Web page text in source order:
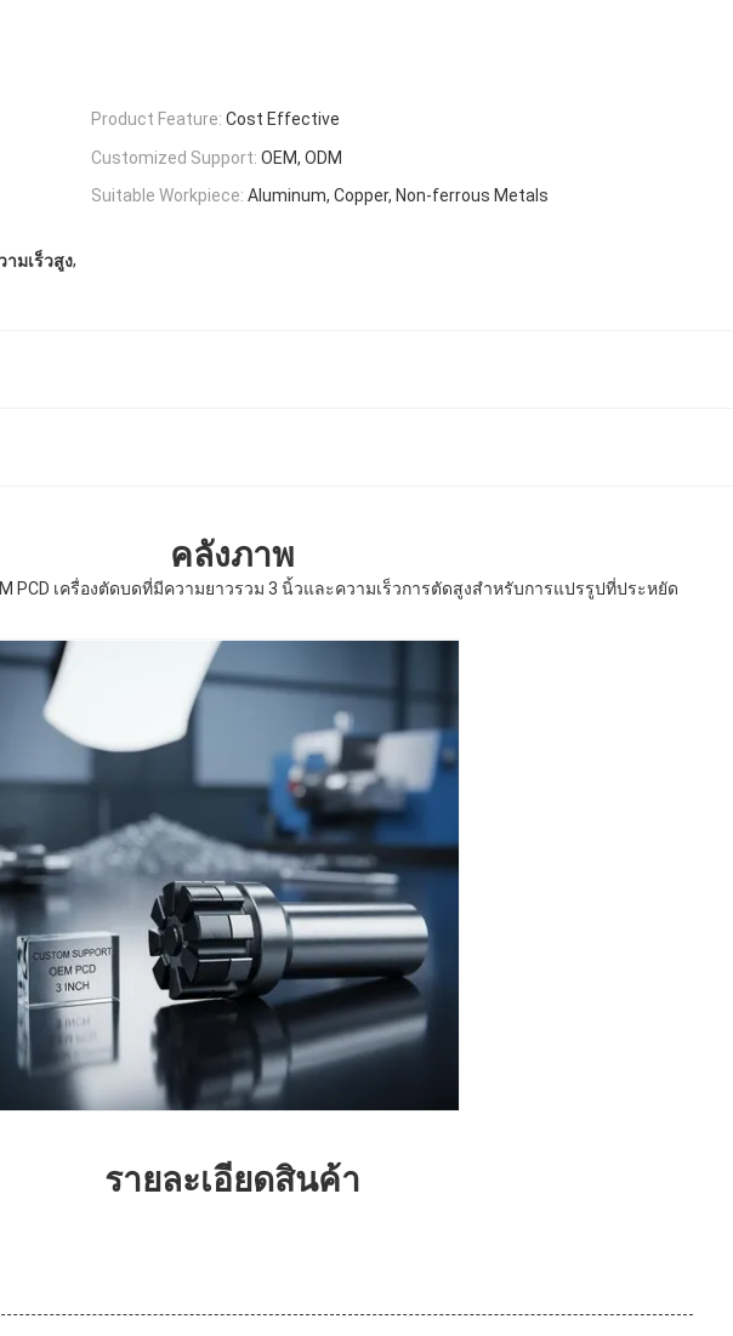
Product Feature: Cost Effective
Customized Support: OEM, ODM
Suitable Workpiece: Aluminum, Copper, Non-ferrous Metals
ามเร็วสูง,
คลังภาพ
PCD เครื่องตัดบดที่มีความยาวรวม 3 นิ้วและความเร็วการตัดสูงสําหรับการแปรรูปที่ประหยัด
รายละเอียดสินค้า